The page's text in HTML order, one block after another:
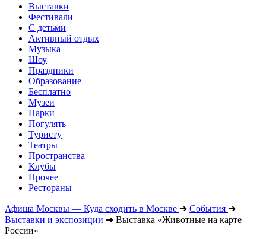
Выставки
Фестивали
С детьми
Активный отдых
Музыка
Шоу
Праздники
Образование
Бесплатно
Музеи
Парки
Погулять
Туристу
Театры
Пространства
Клубы
Прочее
Рестораны
Афиша Москвы — Куда сходить в Москве ➔ События ➔
Выставки и экспозиции ➔ Выставка «Животные на карте
России»